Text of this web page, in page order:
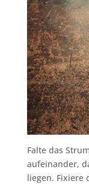
Falte das
aufeinander,
liegen. Fixiere